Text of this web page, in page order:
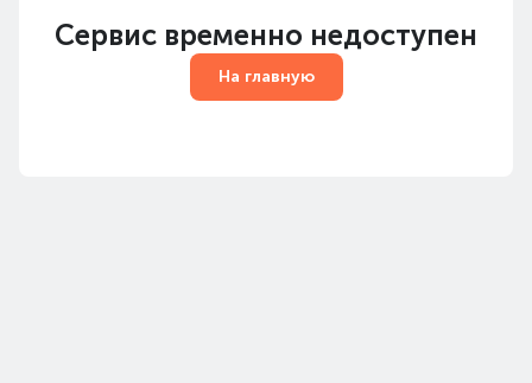
Сервис временно недоступен
На главную